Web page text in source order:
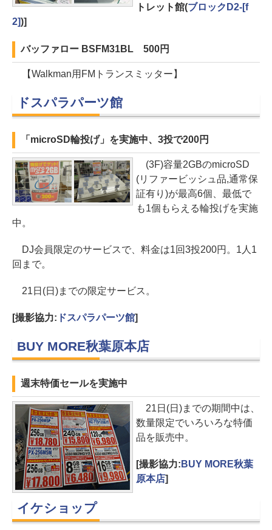
トレット館(ブロックD2-[f
2])]
バッファロー BSFM31BL 500円
【Walkman用FMトランスミッター】
ドスパラパーツ館
「microSD輪投げ」を実施中、3投で200円
(3F)容量2GBのmicroSD
(リファービッシュ品,通常保
証有り)が最高6個、最低で
も1個もらえる輪投げを実施
中。
DJ会員限定のサービスで、料金は1回3投200円。1人1
回まで。
21日(日)までの限定サービス。
[撮影協力: ドスパラパーツ館]
BUY MORE秋葉原本店
週末特価セールを実施中
21日(日)までの期間中は、
数量限定でいろいろな特価
品を販売中。
[撮影協力: BUY MORE秋葉
原本店]
イケショップ